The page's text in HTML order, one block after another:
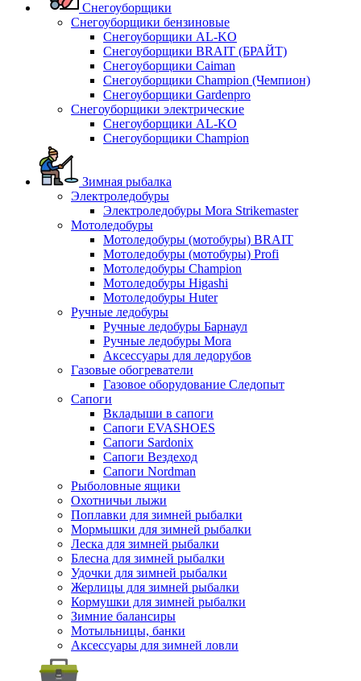
Снегоуборщики
Снегоуборщики бензиновые
Снегоуборщики AL-KO
Снегоуборщики BRAIT (БРАЙТ)
Снегоуборщики Caiman
Снегоуборщики Champion (Чемпион)
Снегоуборщики Gardenpro
Снегоуборщики электрические
Снегоуборщики AL-KO
Снегоуборщики Champion
Зимная рыбалка
Электроледобуры
Электроледобуры Mora Strikemaster
Мотоледобуры
Мотоледобуры (мотобуры) BRAIT
Мотоледобуры (мотобуры) Profi
Мотоледобуры Champion
Мотоледобуры Higashi
Мотоледобуры Huter
Ручные ледобуры
Ручные ледобуры Барнаул
Ручные ледобуры Mora
Аксессуары для ледорубов
Газовые обогреватели
Газовое оборудование Следопыт
Сапоги
Вкладыши в сапоги
Сапоги EVASHOES
Сапоги Sardonix
Сапоги Вездеход
Сапоги Nordman
Рыболовные ящики
Охотничьи лыжи
Поплавки для зимней рыбалки
Мормышки для зимней рыбалки
Леска для зимней рыбалки
Блесна для зимней рыбалки
Удочки для зимней рыбалки
Жерлицы для зимней рыбалки
Кормушки для зимней рыбалки
Зимние балансиры
Мотыльницы, банки
Аксессуары для зимней ловли